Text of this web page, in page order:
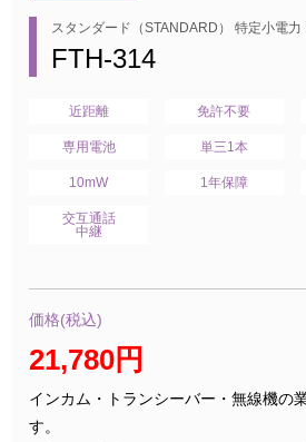
スタンダード（STANDARD） 特定小電力
FTH-314
近距離 免許不要
専用電池 単三1本
10mW 1年保障
交互通話
中継
価格(税込)
21,780円
インカム・トランシーバー・無線機の
す。